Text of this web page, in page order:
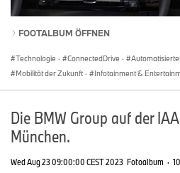
FOOTALBUM ÖFFNEN
Technologie · ConnectedDrive ·
Mobilität der Zukunft · Infotainment &
Die BMW Group auf der
München.
Wed Aug 23 09:00:00 CEST 2023 Fotoalbum ·